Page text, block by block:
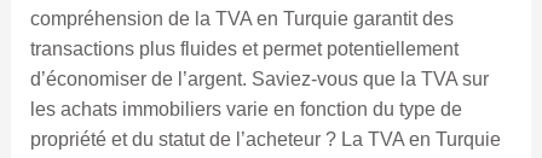
compréhension de la TVA en Turquie garantit des
transactions plus fluides et permet potentiellement
d’économiser de l’argent. Saviez-vous que la TVA sur
les achats immobiliers varie en fonction du type de
propriété et du statut de l’acheteur ? La TVA en Turquie